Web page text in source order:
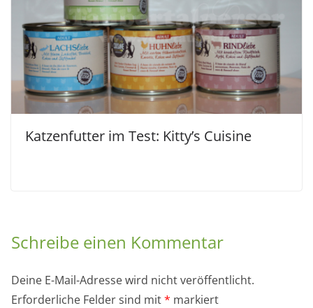
Katzenfutter im Test: Kitty’s Cuisine
Schreibe einen Kommentar
Deine E-Mail-Adresse wird nicht veröffentlicht.
Erforderliche Felder sind mit* markiert